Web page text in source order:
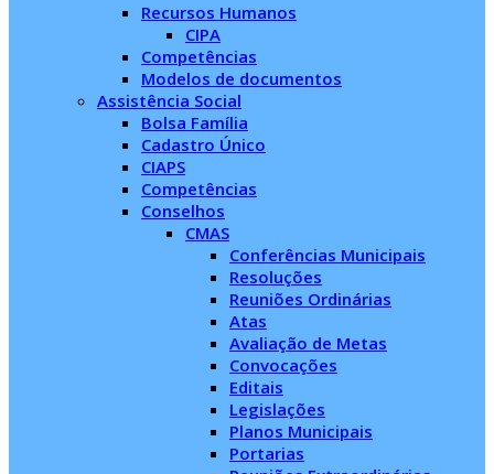
Recursos Humanos
CIPA
Competências
Modelos de documentos
Assistência Social
Bolsa Família
Cadastro Único
CIAPS
Competências
Conselhos
CMAS
Conferências Municipais
Resoluções
Reuniões Ordinárias
Atas
Avaliação de Metas
Convocações
Editais
Legislações
Planos Municipais
Portarias